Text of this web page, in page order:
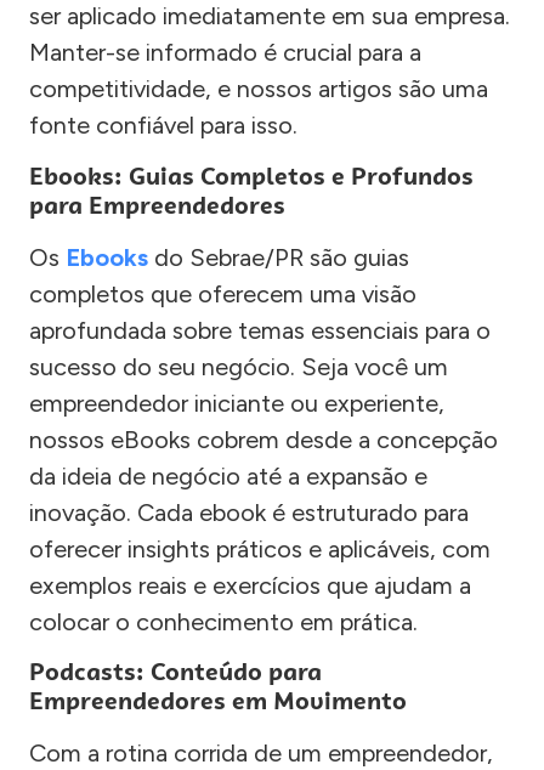
ser aplicado imediatamente em sua empresa.
Manter-se informado é crucial para a
competitividade, e nossos artigos são uma
fonte confiável para isso.
Ebooks: Guias Completos e Profundos
para Empreendedores
Os Ebooks do Sebrae/PR são guias
completos que oferecem uma visão
aprofundada sobre temas essenciais para o
sucesso do seu negócio. Seja você um
empreendedor iniciante ou experiente,
nossos eBooks cobrem desde a concepção
da ideia de negócio até a expansão e
inovação. Cada ebook é estruturado para
oferecer insights práticos e aplicáveis, com
exemplos reais e exercícios que ajudam a
colocar o conhecimento em prática.
Podcasts: Conteúdo para
Empreendedores em Movimento
Com a rotina corrida de um empreendedor,